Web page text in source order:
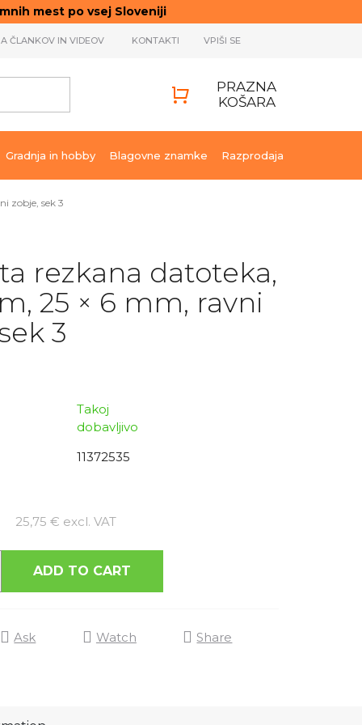
mest po vsej Sloveniji
ČLANKOV IN VIDEOV KONTAKTI VPIŠI SE
CART
PRAZNA
KOŠARA
Gradnja in hobby Blagovne znamke Razprodaja
zobje, sek 3
rezkana datoteka,
25 × 6 mm, ravni
3
Takoj
dobavljivo
11372535
25,75 € excl. VATMeasure price:
ADD TO CART
Ask Watch Share